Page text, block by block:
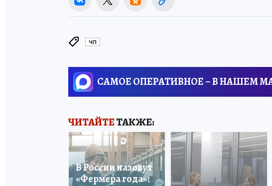
ЧП
САМОЕ ОПЕРАТИВНОЕ – В НАШЕМ
ЧИТАЙТЕТАКЖЕ:
В России назовут
«Фермера года»: